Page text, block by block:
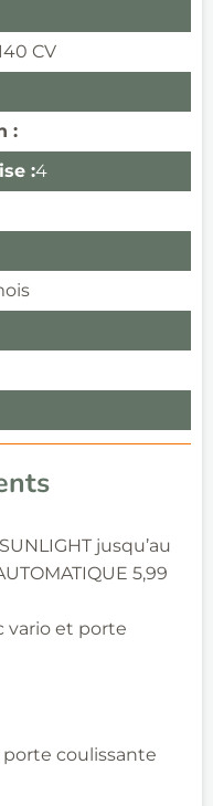
CV
:
:4
jusqu’au
5,99
vario et porte
coulissante